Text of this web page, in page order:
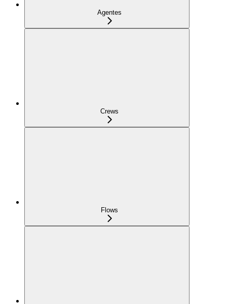
Agentes
Crews
Flows